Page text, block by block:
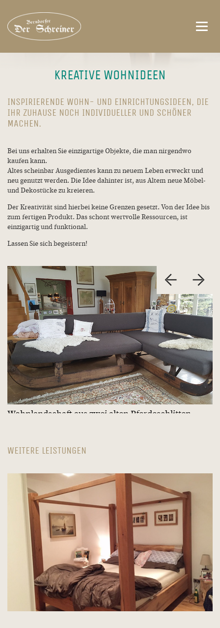
KREATIVE WOHNIDEEN
INSPIRIERENDE WOHN- UND EINRICHTUNGSIDEEN, DIE
IHR ZUHAUSE NOCH INDIVIDUELLER UND SCHÖNER
MACHEN.
Bei uns erhalten Sie einzigartige Objekte, die man nirgendwo
kaufen kann.
Altes scheinbar Ausgedientes kann zu neuem Leben erweckt und
neu genutzt werden. Die Idee dahinter ist, aus Altem neue Möbel-
und Dekostücke zu kreieren.
Der Kreativität sind hierbei keine Grenzen gesetzt. Von der Idee bis
zum fertigen Produkt. Das schont wertvolle Ressourcen, ist
einzigartig und funktional.
Lassen Sie sich begeistern!
WEITERE LEISTUNGEN
MASSIVHOLZMÖBEL
FÜR EIN SCHÖNES ZUHAUSE